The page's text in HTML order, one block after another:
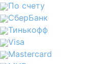
По счету
СберБанк
Тинькофф
Visa
Mastercard